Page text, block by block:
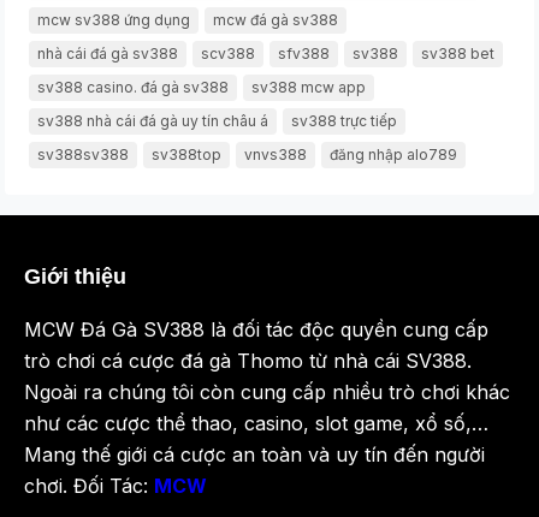
mcw sv388 ứng dụng
mcw đá gà sv388
nhà cái đá gà sv388
scv388 sfv388 sv388
sv388 bet
sv388 casino. đá gà sv388
sv388 mcw app
sv388 nhà cái đá gà uy tín châu á
sv388 trực tiếp
sv388sv388
sv388top vnvs388 đăng nhập alo789
Giới thiệu
MCW Đá Gà SV388 là đối tác độc quyền cung cấp
trò chơi cá cược đá gà Thomo từ nhà cái SV388.
Ngoài ra chúng tôi còn cung cấp nhiều trò chơi khác
như các cược thể thao, casino, slot game, xổ số,…
Mang thế giới cá cược an toàn và uy tín đến người
chơi. Đối Tác: MCW